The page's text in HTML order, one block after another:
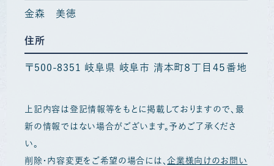
金森 美徳
住所
〒500-8351 岐阜県 岐阜市 清本町８丁目４５番地
上記内容は登記情報等をもとに掲載しておりますので、最
新の情報ではない場合がございます。予めご了承くださ
い。
削除・内容変更をご希望の場合には、企業様向けのお問い